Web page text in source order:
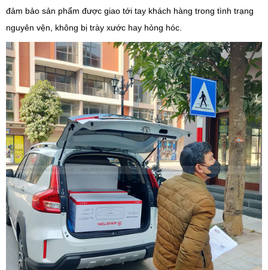
đảm bảo sản phẩm được giao tới tay khách hàng trong tình trạng
nguyên vện, không bị trày xước hay hỏng hóc.